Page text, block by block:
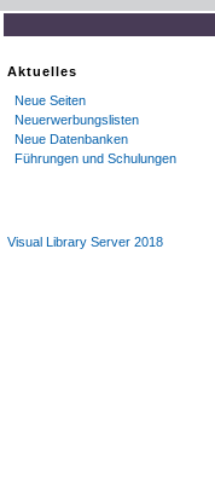
Aktuelles
Neue Seiten
Neuerwerbungslisten
Neue Datenbanken
Führungen und Schulungen
Visual Library Server 2018